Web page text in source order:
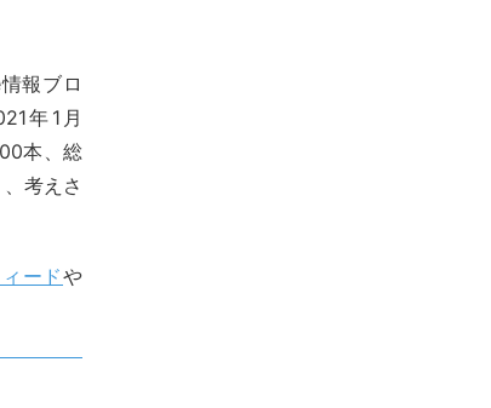
報ブロ
年1月
本、総
考えさ
ードや